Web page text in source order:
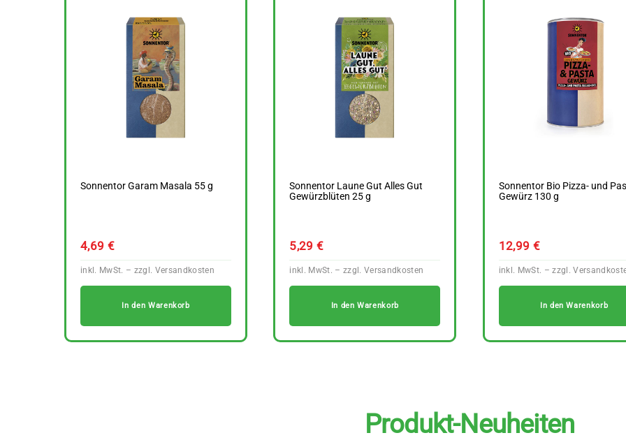
Sonnentor Garam Masala 55 g
4,69 €
In den Warenkorb
Sonnentor Laune Gut Alles Gut
Gewürzblüten 25 g
5,29 €
In den Warenkorb
Sonnentor Bio Pizza- und
Gewürz 130 g
12,99 €
In den Warenkorb
Produkt-Neuheiten